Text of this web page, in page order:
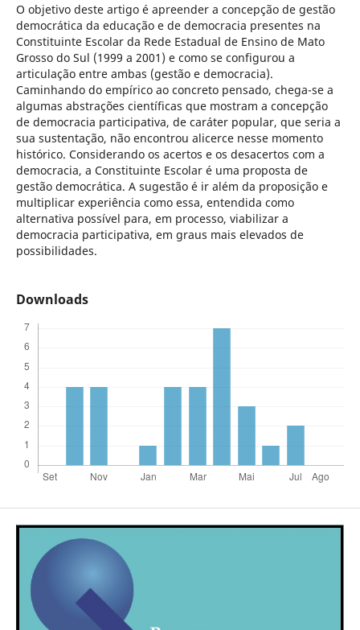
O objetivo deste artigo é apreender a concepção de gestão
democrática da educação e de democracia presentes na
Constituinte Escolar da Rede Estadual de Ensino de Mato
Grosso do Sul (1999 a 2001) e como se configurou a
articulação entre ambas (gestão e democracia).
Caminhando do empírico ao concreto pensado, chega-se a
algumas abstrações científicas que mostram a concepção
de democracia participativa, de caráter popular, que seria a
sua sustentação, não encontrou alicerce nesse momento
histórico. Considerando os acertos e os desacertos com a
democracia, a Constituinte Escolar é uma proposta de
gestão democrática. A sugestão é ir além da proposição e
multiplicar experiência como essa, entendida como
alternativa possível para, em processo, viabilizar a
democracia participativa, em graus mais elevados de
possibilidades.
Downloads